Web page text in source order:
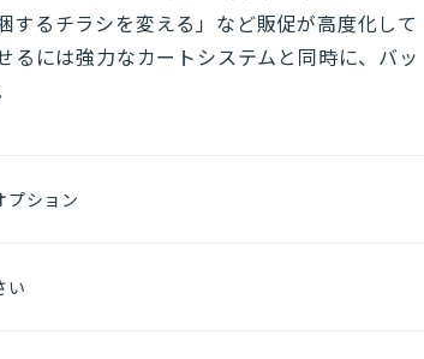
るチラシを変える」など販促が高度化して
るには強力なカートシステムと同時に、バッ
プション
い